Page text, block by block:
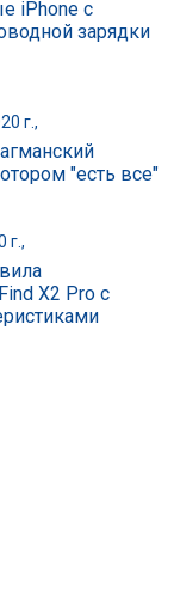
iPhone с
зарядки
г.,
"есть все"
г.,
X2 Pro с